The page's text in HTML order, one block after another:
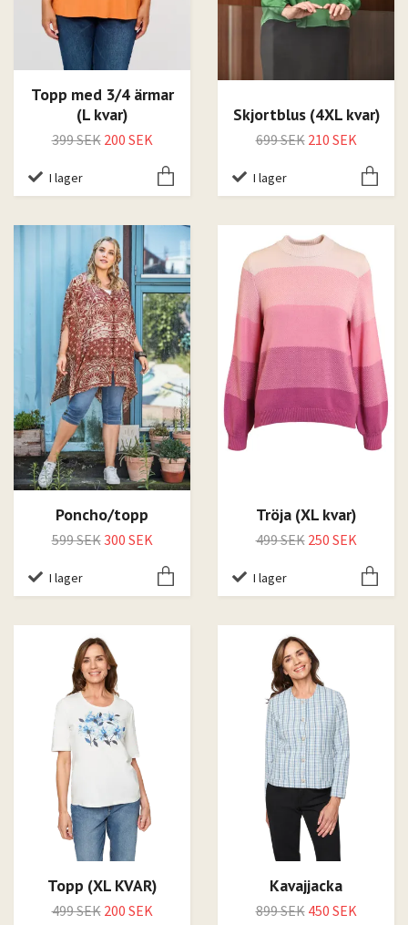
Topp med 3/4 ärmar
(L kvar)
399 SEK 200 SEK
I lager
Skjortblus (4XL kvar)
699 SEK 210 SEK
I lager
Poncho/topp
599 SEK300 SEK
I lager
Tröja (XL kvar)
499 SEK 250 SEK
I lager
Topp (XL KVAR)
499 SEK 200 SEK
Kavajjacka
899 SEK 450 SEK